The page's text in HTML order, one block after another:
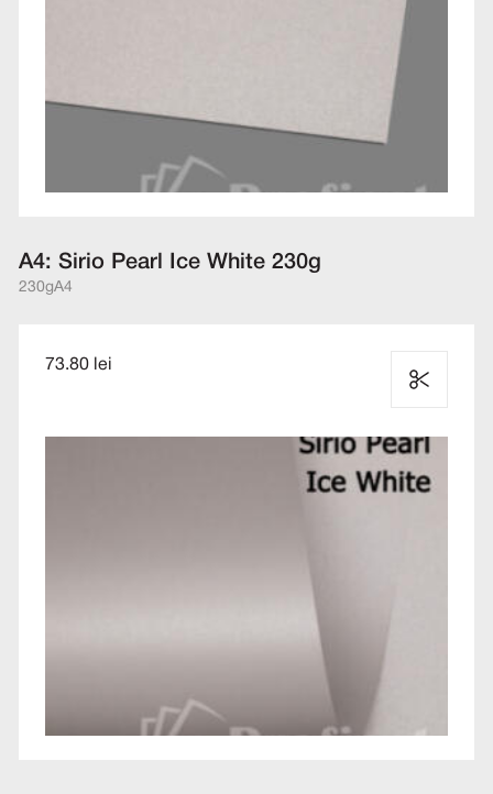
A4: Sirio Pearl Ice White 230g
230gA4
73.80 lei